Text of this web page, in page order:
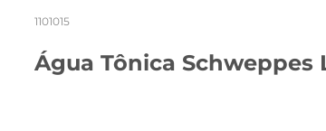
1101015
Água Tônica Schweppes